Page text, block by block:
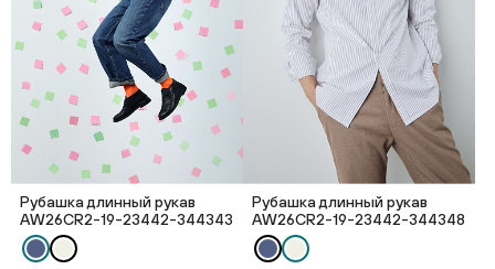
Рубашка длинный рукав
AW26CR2-19-23442-344343
Рубашка длинный рукав
AW26CR2-19-23442-344348